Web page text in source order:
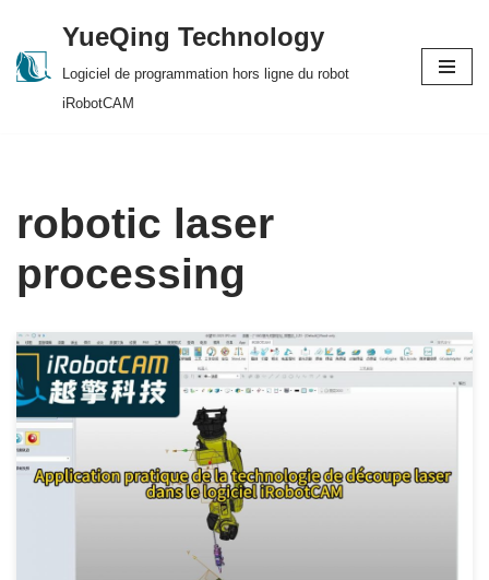
Skip
YueQing Technology
Logiciel de programmation hors ligne du robot
iRobotCAM
robotic laser
processing